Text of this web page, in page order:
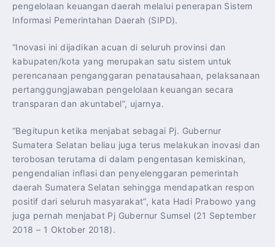
pengelolaan keuangan daerah melalui penerapan Sistem
Informasi Pemerintahan Daerah (SIPD).
“Inovasi ini dijadikan acuan di seluruh provinsi dan
kabupaten/kota yang merupakan satu sistem untuk
perencanaan penganggaran penatausahaan, pelaksanaan
pertanggungjawaban pengelolaan keuangan secara
transparan dan akuntabel”, ujarnya.
“Begitupun ketika menjabat sebagai Pj. Gubernur
Sumatera Selatan beliau juga terus melakukan inovasi dan
terobosan terutama di dalam pengentasan kemiskinan,
pengendalian inflasi dan penyelenggaran pemerintah
daerah Sumatera Selatan sehingga mendapatkan respon
positif dari seluruh masyarakat”, kata Hadi Prabowo yang
juga pernah menjabat Pj Gubernur Sumsel (21 September
2018 – 1 Oktober 2018).